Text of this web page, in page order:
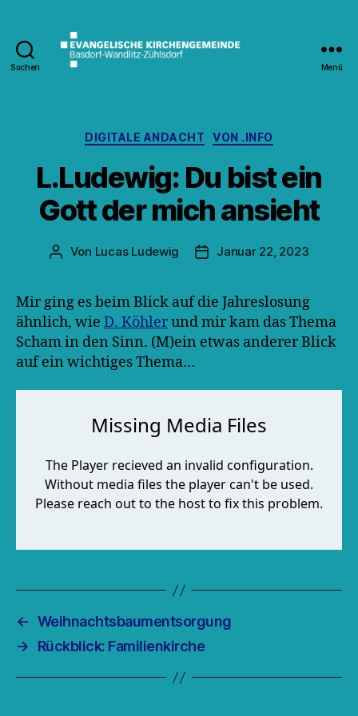
Suchen Menü
Kategorien
DIGITALE ANDACHT VON .INFO
L.Ludewig: Du bist ein
Gott der mich ansieht
Beitragsautor
Von Lucas Ludewig Veröffentlichungsdatum
Januar 22, 2023
Mir ging es beim Blick auf die Jahreslosung
ähnlich, wie D. Köhlerund mir kam das Thema
Scham in den Sinn. (M)ein etwas anderer Blick
auf ein wichtiges Thema…
← Weihnachtsbaumentsorgung
→
Rückblick: Familienkirche